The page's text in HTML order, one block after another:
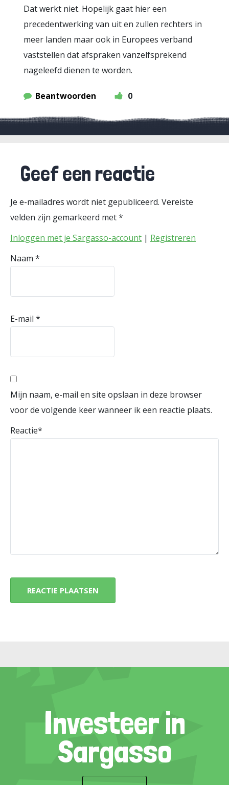
Dat werkt niet. Hopelijk gaat hier een
precedentwerking van uit en zullen rechters in
meer landen maar ook in Europees verband
vaststellen dat afspraken vanzelfsprekend
nageleefd dienen te worden.
Beantwoorden 0
Geef een reactie
Je e-mailadres wordt niet gepubliceerd. Vereiste
velden zijn gemarkeerd met*
Inloggen met je Sargasso-account | Registreren
Naam *
E-mail *
Mijn naam, e-mail en site opslaan in deze browser
voor de volgende keer wanneer ik een reactie plaats.
Reactie*
Investeer in
Sargasso